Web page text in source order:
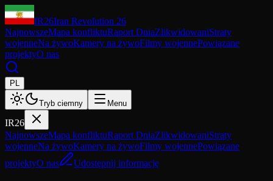
IR26Iran Revolution 26
NajnowszeMapa konfliktuRaport DniaZlikwidowaniStraty
wojenneNa żywoKamery na żywoFilmy wojennePowiązane
projektyO nas
PL
Tryb ciemny Menu
IR26
NajnowszeMapa konfliktuRaport DniaZlikwidowaniStraty
wojenneNa żywoKamery na żywoFilmy wojennePowiązane
projektyO nas Udostępnij informację